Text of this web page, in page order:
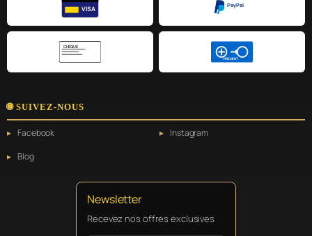
VISA
PayPal
CHÈQUE
VIREMENT
🌐 SUIVEZ-NOUS
Facebook
Instagram
Blog
Newsletter
Recevez nos offres exclusives